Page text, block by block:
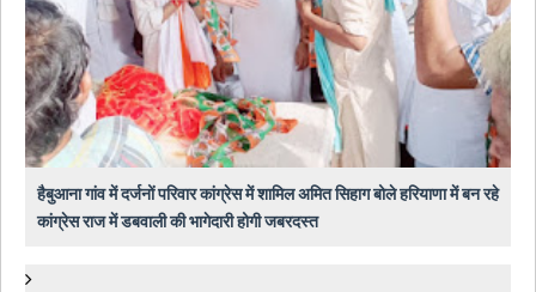
हैबुआना गांव में दर्जनों परिवार कांग्रेस में शामिल अमित सिहाग बोले हरियाणा में बन रहे
कांग्रेस राज में डबवाली की भागेदारी होगी जबरदस्त